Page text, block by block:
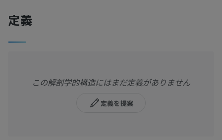
定義
この解剖学的構造にはまだ定義がありません
定義を提案